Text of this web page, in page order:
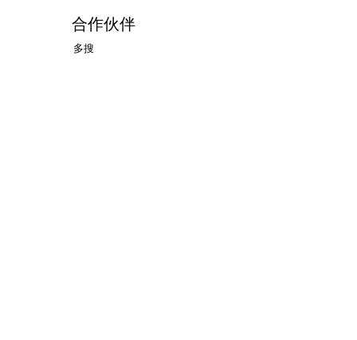
合作伙伴
多搜